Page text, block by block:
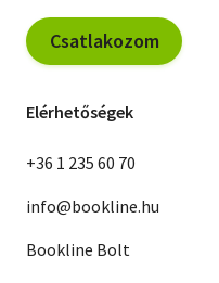
Csatlakozom
Elérhetőségek
+36 1 235 60 70
info@bookline.hu
Bookline Bolt